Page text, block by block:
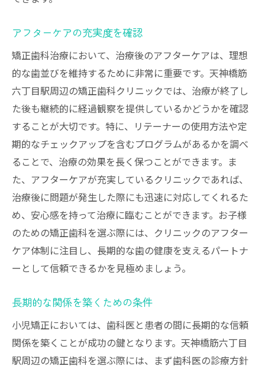
アフターケアの充実度を確認
矯正歯科治療において、治療後のアフターケアは、理想
的な歯並びを維持するために非常に重要です。天神橋筋
六丁目駅周辺の矯正歯科クリニックでは、治療が終了し
た後も継続的に経過観察を提供しているかどうかを確認
することが大切です。特に、リテーナーの使用方法や定
期的なチェックアップを含むプログラムがあるかを調べ
ることで、治療の効果を長く保つことができます。ま
た、アフターケアが充実しているクリニックであれば、
治療後に問題が発生した際にも迅速に対応してくれるた
め、安心感を持って治療に臨むことができます。お子様
のための矯正歯科を選ぶ際には、クリニックのアフター
ケア体制に注目し、長期的な歯の健康を支えるパートナ
ーとして信頼できるかを見極めましょう。
長期的な関係を築くための条件
小児矯正においては、歯科医と患者の間に長期的な信頼
関係を築くことが成功の鍵となります。天神橋筋六丁目
駅周辺の矯正歯科を選ぶ際には、まず歯科医の診療方針